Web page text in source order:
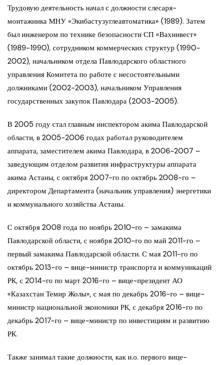
Трудовую деятельность начал с должности слесаря-
монтажника МНУ «Экибастузуглеавтоматика» (1989). Затем
был инженером по технике безопасности СП «Вахинвест»
(1989-1990), сотрудником коммерческих структур (1990-
2002), начальником отдела Павлодарского областного
управления Комитета по работе с несостоятельными
должниками (2002-2003), начальником Управления
государственных закупок Павлодара (2003-2005).
В 2005 году стал главным инспектором акима Павлодарской
области, в 2005-2006 годах работал руководителем
аппарата, заместителем акима Павлодара, в 2006-2007 –
заведующим отделом развития инфраструктуры аппарата
акима Астаны, с октября 2007-го по октябрь 2008-го –
директором Департамента (начальник управления) энергетики
и коммунального хозяйства Астаны.
С октября 2008 года по ноябрь 2010-го – замакима
Павлодарской области, с ноября 2010-го по май 2011-го –
первый замакима Павлодарской области. С мая 2011-го по
октябрь 2013-го – вице-министр транспорта и коммуникаций
РК, с 2014-го по март 2016-го – вице-президент АО
«Казахстан Темир Жолы», с мая по декабрь 2016-го – вице-
министр национальной экономики РК, с декабря 2016-го по
декабрь 2017-го – вице-министр по инвестициям и развитию
РК.
Также занимал такие должности, как и.о. первого вице-